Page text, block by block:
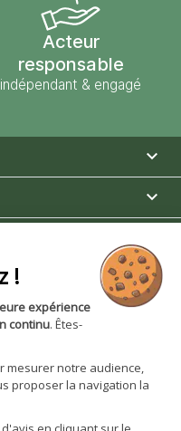
Acteur
responsable
indépendant & engagé


